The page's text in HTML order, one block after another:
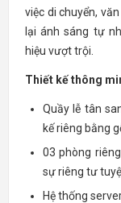
việc di chuyển,
lại ánh sáng tự
hiệu vượt trội.
Thiết kế thông
Quầy lễ tân
kế riêng bằng
03 phòng
sự riêng tư
Hệ thống